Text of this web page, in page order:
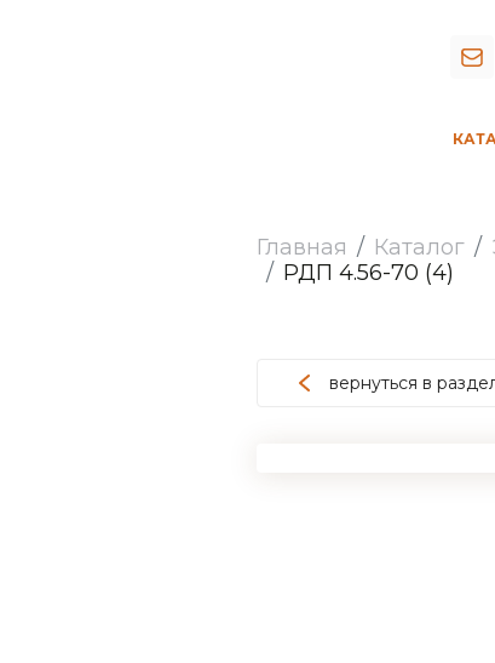
Главная Каталог
РДП 4.56-70 (4)
вернуться в